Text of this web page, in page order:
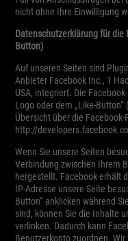
nicht ohne Ihre Einwilligung
Datenschutzerklärung für die
Button)
Auf unseren Seiten sind
Anbieter Facebook Inc., 1
USA, integriert. Die
Logo oder dem „Like-
Übersicht über die
http://
Wenn Sie unsere Seiten
Verbindung zwischen Ihrem
hergestellt. Facebook erhält
IP-Adresse unsere Seite
Button“ anklicken während
sind, können Sie die Inhalte
verlinken. Dadurch kann
Benutzerkonto zuordnen.